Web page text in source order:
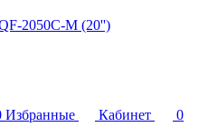
2050C-M (20'')
Избранные Кабинет
0